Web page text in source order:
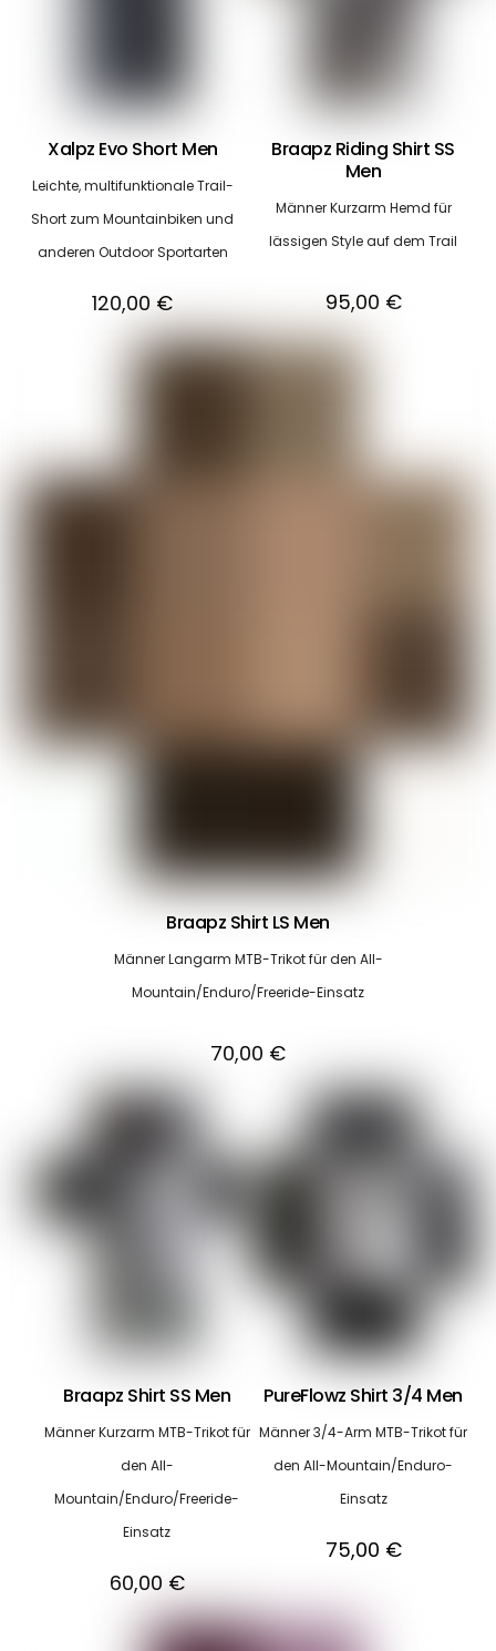
Xalpz Evo Short Men
Leichte, multifunktionale Trail-
Short zum Mountainbiken und
anderen Outdoor Sportarten
120,00 €
Braapz Riding Shirt SS
Men
Männer Kurzarm Hemd für
lässigen Style auf dem Trail
95,00 €
Braapz Shirt LS Men
Männer Langarm MTB-Trikot für den All-
Mountain/Enduro/Freeride-Einsatz
70,00 €
Braapz Shirt SS Men
Männer Kurzarm MTB-Trikot für
den All-
Mountain/Enduro/Freeride-
Einsatz
60,00 €
PureFlowz Shirt 3/4 Men
Männer 3/4-Arm MTB-Trikot für
den All-Mountain/Enduro-
Einsatz
75,00 €